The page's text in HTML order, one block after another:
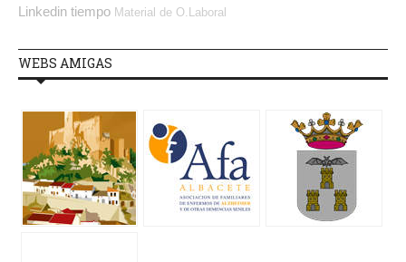
Linkedin tiempo Material de O.Laboral
WEBS AMIGAS